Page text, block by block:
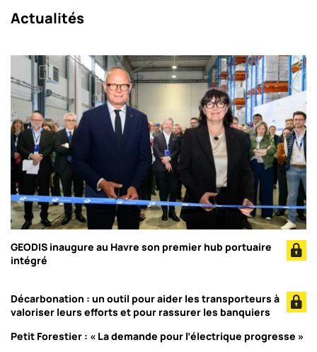
Actualités
GEODIS inaugure au Havre son premier hub portuaire
intégré
Décarbonation : un outil pour aider les transporteurs à
valoriser leurs efforts et pour rassurer les banquiers
Petit Forestier : « La demande pour l’électrique progresse »